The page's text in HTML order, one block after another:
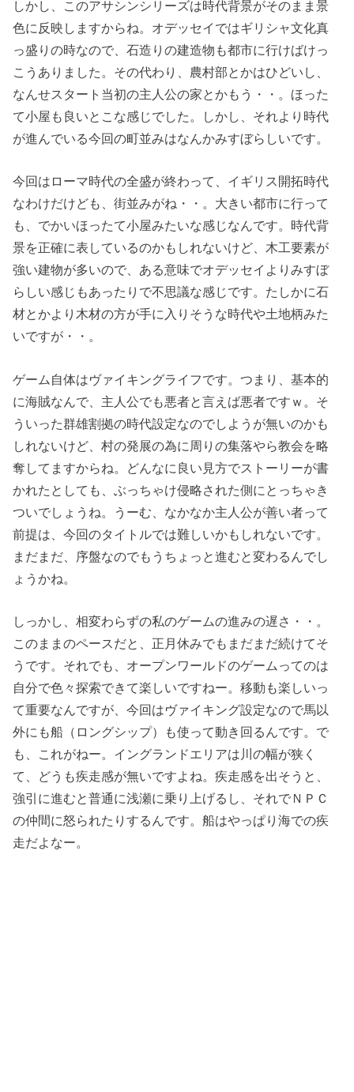
しかし、このアサシンシリーズは時代背景がそのまま景
色に反映しますからね。オデッセイではギリシャ文化真
っ盛りの時なので、石造りの建造物も都市に行けばけっ
こうありました。その代わり、農村部とかはひどいし、
なんせスタート当初の主人公の家とかもう・・。ほった
て小屋も良いとこな感じでした。しかし、それより時代
が進んでいる今回の町並みはなんかみすぼらしいです。
今回はローマ時代の全盛が終わって、イギリス開拓時代
なわけだけども、街並みがね・・。大きい都市に行って
も、でかいほったて小屋みたいな感じなんです。時代背
景を正確に表しているのかもしれないけど、木工要素が
強い建物が多いので、ある意味でオデッセイよりみすぼ
らしい感じもあったりで不思議な感じです。たしかに石
材とかより木材の方が手に入りそうな時代や土地柄みた
いですが・・。
ゲーム自体はヴァイキングライフです。つまり、基本的
に海賊なんで、主人公でも悪者と言えば悪者ですｗ。そ
ういった群雄割拠の時代設定なのでしようが無いのかも
しれないけど、村の発展の為に周りの集落やら教会を略
奪してますからね。どんなに良い見方でストーリーが書
かれたとしても、ぶっちゃけ侵略された側にとっちゃき
ついでしょうね。うーむ、なかなか主人公が善い者って
前提は、今回のタイトルでは難しいかもしれないです。
まだまだ、序盤なのでもうちょっと進むと変わるんでし
ょうかね。
しっかし、相変わらずの私のゲームの進みの遅さ・・。
このままのペースだと、正月休みでもまだまだ続けてそ
うです。それでも、オープンワールドのゲームってのは
自分で色々探索できて楽しいですねー。移動も楽しいっ
て重要なんですが、今回はヴァイキング設定なので馬以
外にも船（ロングシップ）も使って動き回るんです。で
も、これがねー。イングランドエリアは川の幅が狭く
て、どうも疾走感が無いですよね。疾走感を出そうと、
強引に進むと普通に浅瀬に乗り上げるし、それでＮＰＣ
の仲間に怒られたりするんです。船はやっぱり海での疾
走だよなー。